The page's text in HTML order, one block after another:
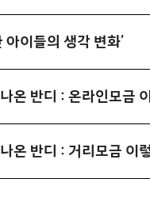
이들의 생각 변화’
온 반디 : 온라인모금
온 반디 : 거리모금 이